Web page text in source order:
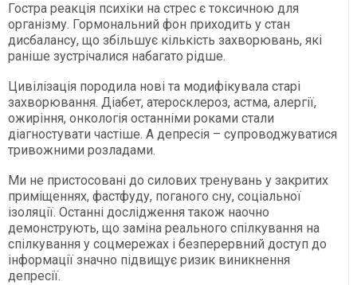
Гостра реакція психіки на стрес є токсичною для
організму. Гормональний фон приходить у стан
дисбалансу, що збільшує кількість захворювань, які
раніше зустрічалися набагато рідше.
Цивілізація породила нові та модифікувала старі
захворювання. Діабет, атеросклероз, астма, алергії,
ожиріння, онкологія останніми роками стали
діагностувати частіше. А депресія – супроводжуватися
тривожними розладами.
Ми не пристосовані до силових тренувань у закритих
приміщеннях, фастфуду, поганого сну, соціальної
ізоляції. Останні дослідження також наочно
демонструють, що заміна реального спілкування на
спілкування у соцмережах і безперервний доступ до
інформації значно підвищує ризик виникнення
депресії.